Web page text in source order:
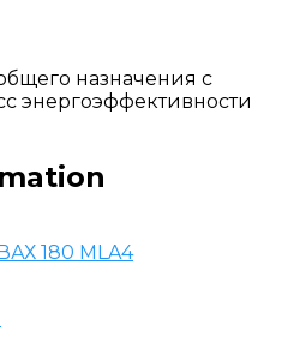
назначения с
энергоэффективности
180 MLA4